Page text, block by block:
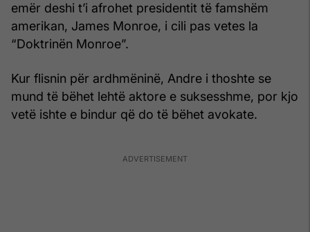
emër deshi t’i afrohet presidentit të famshëm
amerikan, James Monroe, i cili pas vetes la
“Doktrinën Monroe”.
Kur flisnin për ardhmëninë, Andre i thoshte se
mund të bëhet lehtë aktore e suksesshme, por kjo
vetë ishte e bindur që do të bëhet avokate.